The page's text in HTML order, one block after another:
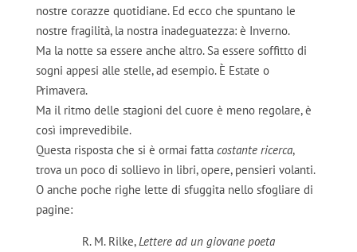
nostre corazze quotidiane. Ed ecco che spuntano le
nostre fragilità, la nostra inadeguatezza: è Inverno.
Ma la notte sa essere anche altro. Sa essere soffitto di
sogni appesi alle stelle, ad esempio. È Estate o
Primavera.
Ma il ritmo delle stagioni del cuore è meno regolare, è
così imprevedibile.
Questa risposta che si è ormai fattacostante ricerca,
trova un poco di sollievo in libri, opere, pensieri volanti.
O anche poche righe lette di sfuggita nello sfogliare di
pagine:
R. M. Rilke, Lettere ad un giovane poeta